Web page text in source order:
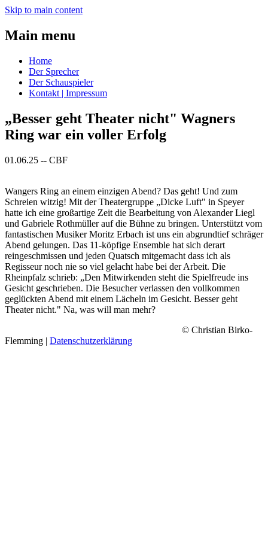
Skip to main content
Main menu
Home
Der Sprecher
Der Schauspieler
Kontakt | Impressum
„Besser geht Theater nicht" Wagners
Ring war ein voller Erfolg
01.06.25 -- CBF
Wangers Ring an einem einzigen Abend? Das geht! Und zum
Schreien witzig! Mit der Theatergruppe „Dicke Luft" in Speyer
hatte ich eine großartige Zeit die Bearbeitung von Alexander Liegl
und Gabriele Rothmüller auf die Bühne zu bringen. Unterstützt vom
fantastischen Musiker Moritz Erbach ist uns ein abgrundtief schräger
Abend gelungen. Das 11-köpfige Ensemble hat sich derart
reingeschmissen und jeden Quatsch mitgemacht dass ich als
Regisseur noch nie so viel gelacht habe bei der Arbeit. Die
Rheinpfalz schrieb: „Den Mitwirkenden steht die Spielfreude ins
Gesicht geschrieben. Die Besucher verlassen den vollkommen
geglückten Abend mit einem Lächeln im Gesicht. Besser geht
Theater nicht." Na, was will man mehr?
© Christian Birko-
Flemming | Datenschutzerklärung